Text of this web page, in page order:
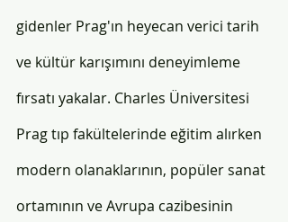
gidenler Prag'ın heyecan verici tarih
ve kültür karışımını deneyimleme
fırsatı yakalar. Charles Üniversitesi
Prag tıp fakültelerinde eğitim alırken
modern olanaklarının, popüler sanat
ortamının ve Avrupa cazibesinin